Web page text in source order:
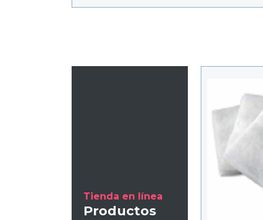
Tienda en línea
Productos